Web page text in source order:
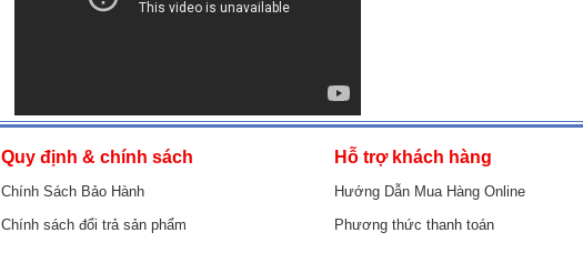
Quy định & chính sách
Chính Sách Bảo Hành
Chính sách đổi trả sản phẩm
Hỗ trợ khách hàng
Hướng Dẫn Mua Hàng Online
Phương thức thanh toán